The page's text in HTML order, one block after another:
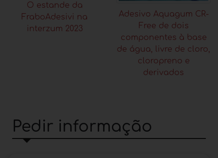
O estande da
FraboAdesivi na
interzum 2023
Adesivo Aquagum CR-
Free de dois
componentes à base
de água, livre de cloro,
cloropreno e
derivados
Pedir informação